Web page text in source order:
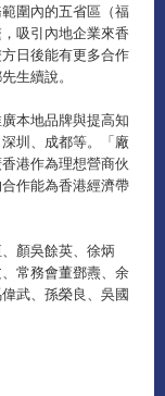
圍內的五省區（福
吸引內地企業來香
日後能有更多合作
生續說。
本地品牌與提高知
圳、成都等。「廠
港作為理想營商伙
作能為香港經濟帶
顏吳餘英、徐炳
常務會董鄧燾、余
武、孫榮良、吳國